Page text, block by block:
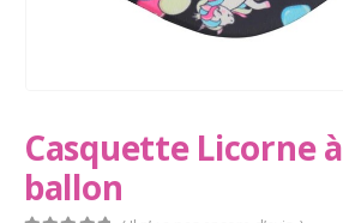
Casquette Licorne
ballon